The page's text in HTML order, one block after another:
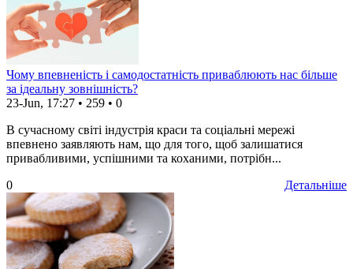
Чому впевненість і самодостатність приваблюють нас більше
за ідеальну зовнішність?
23-Jun, 17:27 • 259 • 0
В сучасному світі індустрія краси та соціальні мережі
впевнено заявляють нам, що для того, щоб залишатися
привабливими, успішними та коханими, потрібн...
Детальніше
0